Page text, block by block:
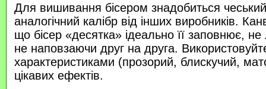
Для вишивання бісером знадобиться
аналогічний калібр від інших виробників.
що бісер «десятка» ідеально її заповнює,
не наповзаючи друг на друга.
характеристиками (прозорий, блискучий,
цікавих ефектів.